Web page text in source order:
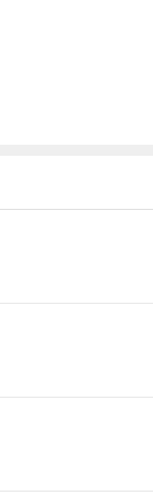
确保只有你本人
能安心购买。而
好物，不用担心支